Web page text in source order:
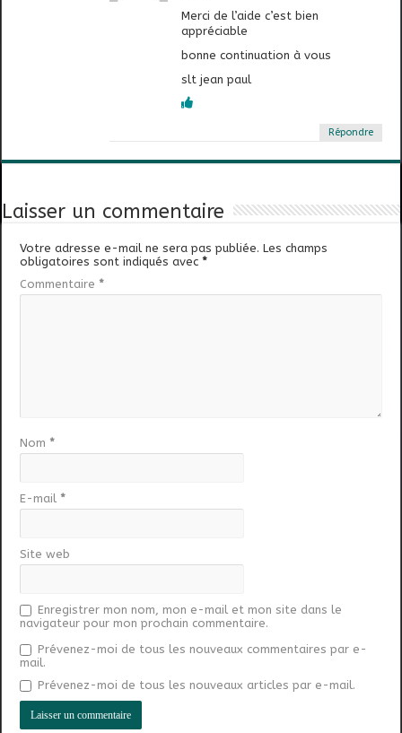
Merci de l’aide c’est bien
appréciable
bonne continuation à vous
slt jean paul
Répondre
Laisser un commentaire
Votre adresse e-mail ne sera pas publiée. Les champs
obligatoires sont indiqués avec*
Commentaire *
Nom *
E-mail *
Site web
Enregistrer mon nom, mon e-mail et mon site dans le
navigateur pour mon prochain commentaire.
Prévenez-moi de tous les nouveaux commentaires par e-
mail.
Prévenez-moi de tous les nouveaux articles par e-mail.